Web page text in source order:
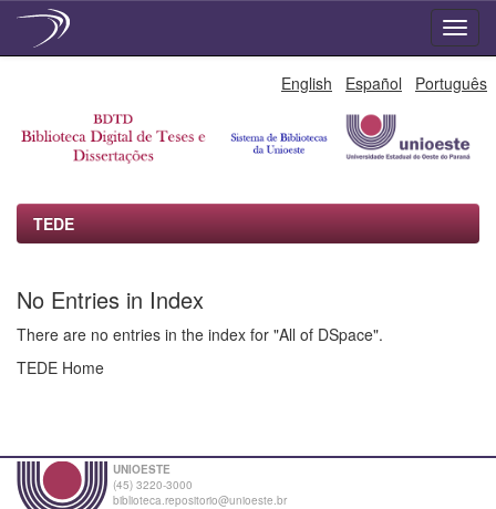
English Español Português
TEDE
No Entries in Index
There are no entries in the index for "All of DSpace".
TEDE Home
UNIOESTE
(45) 3220-3000
biblioteca.repositorio@unioeste.br